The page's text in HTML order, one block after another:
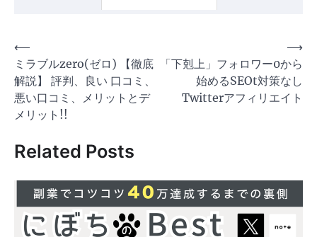
投
稿
ナ
ビ
ー
シ
ョ
ン
⟵
ミラブルzero(ゼロ) 【徹底
解説】 評判、良い 口コミ、
悪い口コミ、メリットとデ
メリット!!
「下剋上」フォロワー0から
始めるSEOt対策なし
Twitterアフィリエイト
⟶
Related Posts